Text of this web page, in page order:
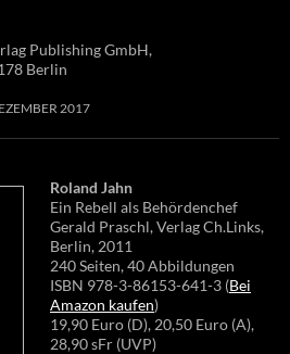
Publishing GmbH,
Berlin
2017
Roland Jahn
Ein Rebell als Behördenchef
Gerald Praschl, Verlag Ch.Links,
Berlin, 2011
240 Seiten, 40 Abbildungen
ISBN 978-3-86153-641-3 (Bei
Amazon kaufen)
19,90 Euro (D), 20,50 Euro (A),
28,90 sFr (UVP)